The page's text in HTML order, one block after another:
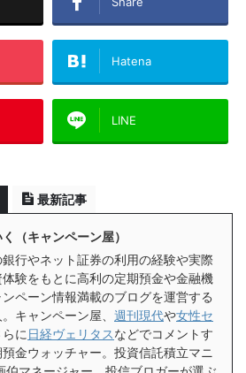
Hatena
LINE
最新記事
（キャンペーン屋）
行やネット証券の利用の経験や実際
験をもとに高利の定期預金や金融機
ペーン情報満載のブログを運営する
キャンペーン屋、 週刊現代や女性セ
らに 日経ヴェリタスなどでコメントす
預金ウォッチャー。投資信託積立マニ